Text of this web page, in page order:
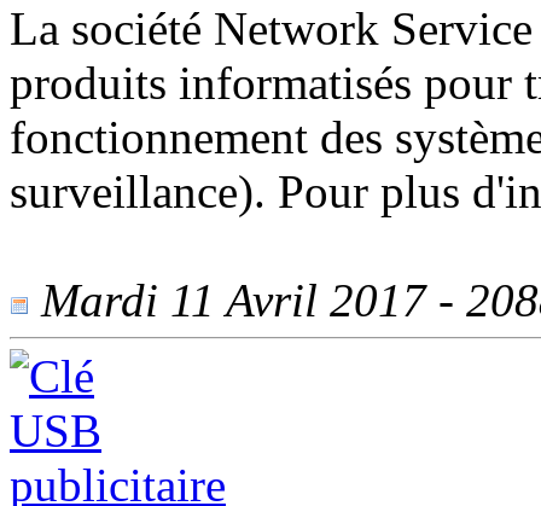
La société Network
produits informatisés pour
fonctionnement des
surveillance). Pour plus
Mardi 11 Avril 2017 -